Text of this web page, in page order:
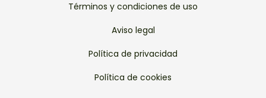
Términos y condiciones de uso
Aviso legal
Política de privacidad
Política de cookies